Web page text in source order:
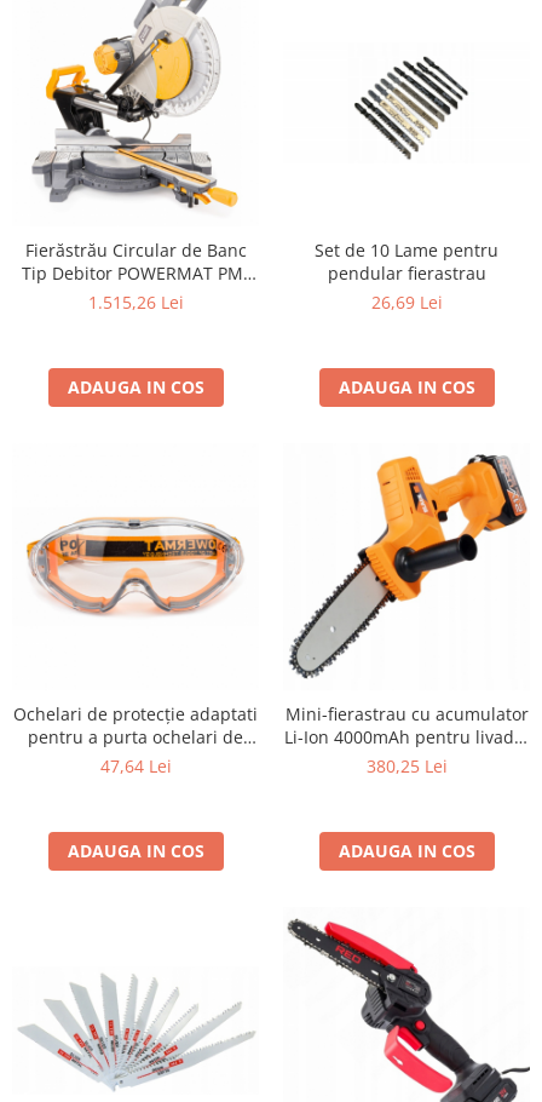
Fierăstrău Circular de Banc
Tip Debitor POWERMAT PM-
UK-2200M | 2200W | Disc
1.515,26 Lei
ADAUGA IN COS
Set de 10 Lame pentru
pendular fierastrau
26,69 Lei
ADAUGA IN COS
Ochelari de protecție adaptati
pentru a purta ochelari de
vedere
47,64 Lei
ADAUGA IN COS
Mini-fierastrau cu acumulator
Li-Ion 4000mAh pentru livada,
gradina, parcela
380,25 Lei
ADAUGA IN COS